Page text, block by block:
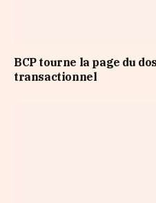
BCP tourne la page du
transactionnel